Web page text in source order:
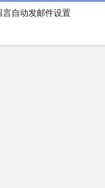
言自动发邮件设置